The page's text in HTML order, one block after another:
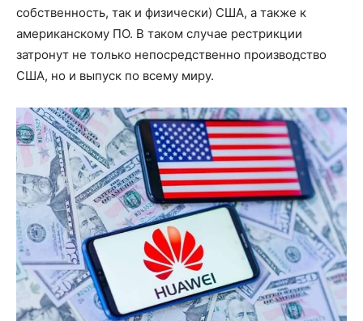
собственность, так и физически) США, а также к
американскому ПО. В таком случае рестрикции
затронут не только непосредственно производство
США, но и выпуск по всему миру.